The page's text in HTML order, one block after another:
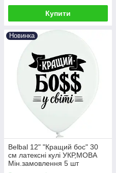
Купити
Новинка
Belbal 12" "Кращий бос" 30
см латексні кулі УКР,МОВА
Мін.замовлення 5 шт